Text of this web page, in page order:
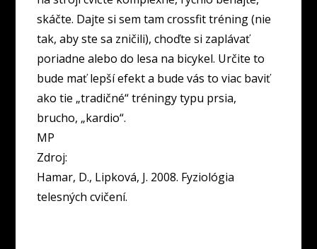
skáčte. Dajte si sem tam crossfit tréning (nie
tak, aby ste sa zničili), choďte si zaplávať
poriadne alebo do lesa na bicykel. Určite to
bude mať lepší efekt a bude vás to viac baviť
ako tie „tradičné“ tréningy typu prsia,
brucho, „kardio“.
MP
Zdroj:
Hamar, D., Lipková, J. 2008. Fyziológia
telesných cvičení.